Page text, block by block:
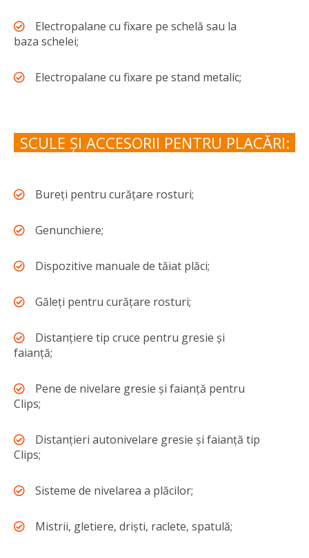
Electropalane cu fixare pe schelă sau la
baza schelei;
Electropalane cu fixare pe stand metalic;
SCULE ȘI ACCESORII PENTRU PLACĂRI:
Bureți pentru curățare rosturi;
Genunchiere;
Dispozitive manuale de tăiat plăci;
Găleți pentru curățare rosturi;
Distanțiere tip cruce pentru gresie și
faianță;
Pene de nivelare gresie și faianță pentru
Clips;
Distanțieri autonivelare gresie și faianță tip
Clips;
Sisteme de nivelarea a plăcilor;
Mistrii, gletiere, driști, raclete, spatulă;